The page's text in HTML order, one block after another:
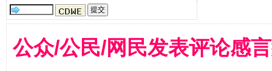
公众/公民/网民发表评论感